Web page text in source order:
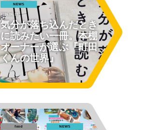
NEWS
2026.06.15
気分が落ち込んだとき
に読みたい一冊。本棚
オーナーが選ぶ『町田
くんの世界』
food NEWS